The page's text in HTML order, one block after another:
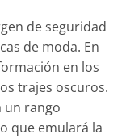
de seguridad
de moda. En
en los
trajes oscuros.
un rango
que emulará la